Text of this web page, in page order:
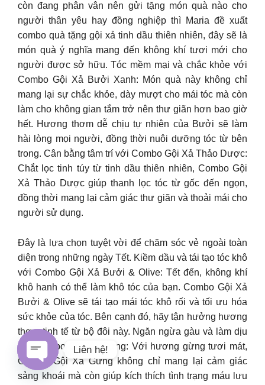
còn đang phân vân nên gửi tặng món quà nào cho
người thân yêu hay đồng nghiệp thì Maria đề xuất
combo quà tặng gội xả tinh dầu thiên nhiên, đây sẽ là
món quà ý nghĩa mang đến không khí tươi mới cho
người được sở hữu. Tóc mềm mại và chắc khỏe với
Combo Gội Xả Bưởi Xanh: Món quà này không chỉ
mang lại sự chắc khỏe, dày mượt cho mái tóc mà còn
làm cho không gian tắm trở nên thư giãn hơn bao giờ
hết. Hương thơm dễ chịu tự nhiên của Bưởi sẽ làm
hài lòng mọi người, đồng thời nuôi dưỡng tóc từ bên
trong. Cân bằng tâm trí với Combo Gội Xả Thảo Dược:
Chắt lọc tinh túy từ tinh dầu thiên nhiên, Combo Gội
Xả Thảo Dược giúp thanh lọc tóc từ gốc đến ngọn,
đồng thời mang lại cảm giác thư giãn và thoải mái cho
người sử dụng.
Đây là lựa chọn tuyệt vời để chăm sóc vẻ ngoài toàn
diện trong những ngày Tết. Kiềm dầu và tái tạo tóc khô
với Combo Gội Xả Bưởi & Olive: Tết đến, không khí
khô hanh có thể làm khô tóc của bạn. Combo Gội Xả
Bưởi & Olive sẽ tái tạo mái tóc khô rối và tối ưu hóa
sức khỏe của tóc. Bên cạnh đó, hãy tận hưởng hương
thơm tinh tế từ bộ đôi này. Ngăn ngừa gàu và làm dịu
với Combo Gội Xả Gừng: Với hương gừng tươi mát,
Combo Gội Xả Gừng không chỉ mang lại cảm giác
sảng khoái mà còn giúp kích thích tình trạng máu lưu
Liên hệ!
Open